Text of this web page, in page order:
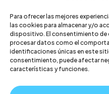
Para ofrecer las mejores
las cookies para almacenar y/o
dispositivo. El consentimiento
procesar datos como el
identificaciones únicas en este
consentimiento, puede afectar
características y funciones.
hola@credi4me.com